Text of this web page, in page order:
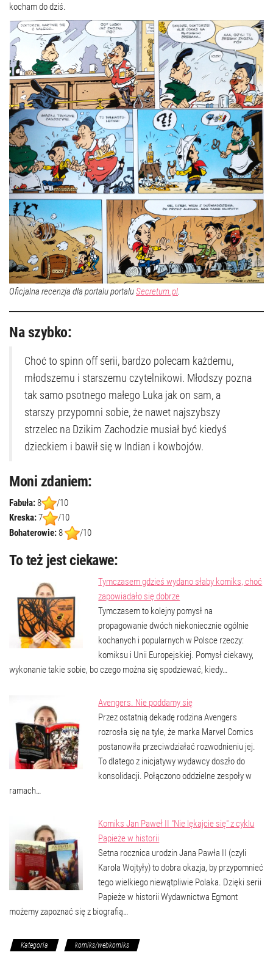
kocham do dziś.
Oficjalna recenzja dla portalu portaluSecretum.pl.
Na szybko:
Choć to spinn off serii, bardzo polecam każdemu,
młodszemu i starszemu czytelnikowi. Młodszy pozna
tak samo psotnego małego Luka jak on sam, a
starszy przypomni sobie, że nawet najszybszy
strzelec na Dzikim Zachodzie musiał być kiedyś
dzieckiem i bawił się w Indian i kowbojów.
Moni zdaniem:
Fabuła:8
/10
Kreska:7
/10
Bohaterowie:8 /10
To też jest ciekawe:
Tymczasem gdzieś wydano słaby komiks, choć
zapowiadało się dobrze
Tymczasem to kolejny pomysł na
propagowanie dwóch niekoniecznie ogólnie
kochanych i popularnych w Polsce rzeczy:
komiksu i Unii Europejskiej. Pomysł ciekawy,
wykonanie takie sobie, bo czego można się spodziewać, kiedy…
Avengers. Nie poddamy się
Przez ostatnią dekadę rodzina Avengers
rozrosła się na tyle, że marka Marvel Comics
postanowiła przeciwdziałać rozwodnieniu jej.
To dlatego z inicjatywy wydawcy doszło do
konsolidacji. Połączono oddzielne zespoły w
ramach…
Komiks Jan Paweł II "Nie lękajcie się" z cyklu
Papieże w historii
Setna rocznica urodzin Jana Pawła II (czyli
Karola Wojtyły) to dobra okazja, by przypomnieć
tego wielkiego niewątpliwie Polaka. Dzięki serii
Papieże w historii Wydawnictwa Egmont
możemy zapoznać się z biografią…
Kategoria komiks/webkomiks